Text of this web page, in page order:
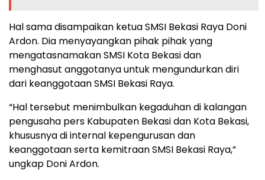
Hal sama disampaikan ketua SMSI Bekasi Raya Doni
Ardon. Dia menyayangkan pihak pihak yang
mengatasnamakan SMSI Kota Bekasi dan
menghasut anggotanya untuk mengundurkan diri
dari keanggotaan SMSI Bekasi Raya.
“Hal tersebut menimbulkan kegaduhan di kalangan
pengusaha pers Kabupaten Bekasi dan Kota Bekasi,
khususnya di internal kepengurusan dan
keanggotaan serta kemitraan SMSI Bekasi Raya,”
ungkap Doni Ardon.